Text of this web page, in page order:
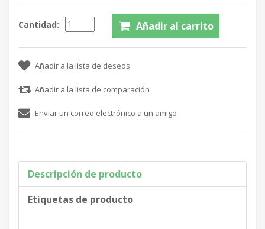
Cantidad:
Descripción de producto
Etiquetas de producto